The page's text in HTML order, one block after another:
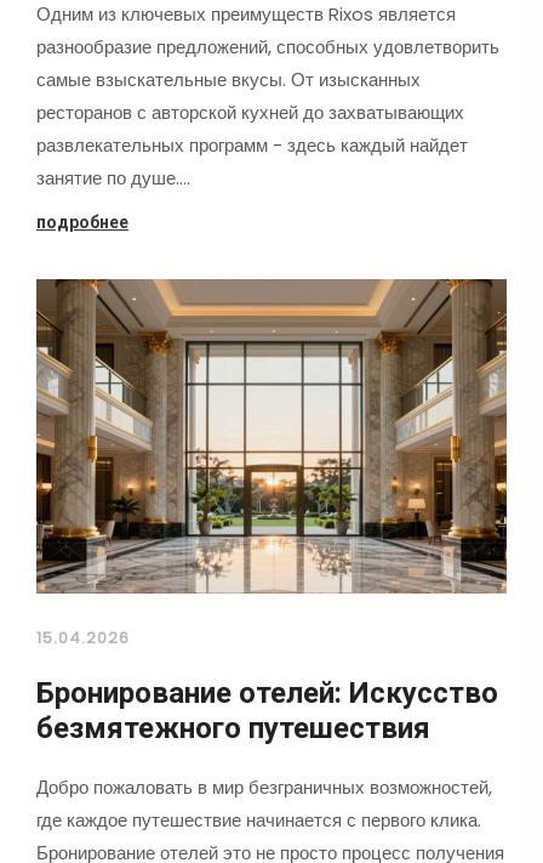
Одним из ключевых преимуществ Rixos является
разнообразие предложений, способных удовлетворить
самые взыскательные вкусы. От изысканных
ресторанов с авторской кухней до захватывающих
развлекательных программ - здесь каждый найдет
занятие по душе.…
подробнее
15.04.2026
Бронирование отелей: Искусство
безмятежного путешествия
Добро пожаловать в мир безграничных возможностей,
где каждое путешествие начинается с первого клика.
Бронирование отелей это не просто процесс получения